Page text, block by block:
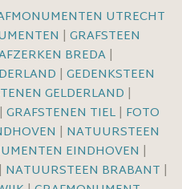
UTRECHT
| GRAFSTEEN
BREDA|
| GEDENKSTEEN
GELDERLAND |
| GRAFSTENEN TIEL| FOTO
| NATUURSTEEN
EINDHOVEN |
| NATUURSTEEN BRABANT |